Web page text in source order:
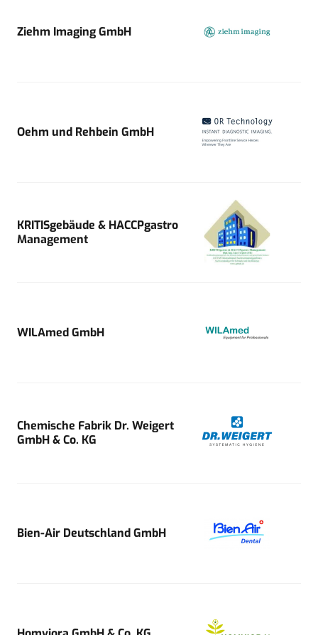
Ziehm Imaging GmbH
Oehm und Rehbein GmbH
KRITISgebäude & HACCPgastro
Management
WILAmed GmbH
Chemische Fabrik Dr. Weigert
GmbH & Co. KG
Bien-Air Deutschland GmbH